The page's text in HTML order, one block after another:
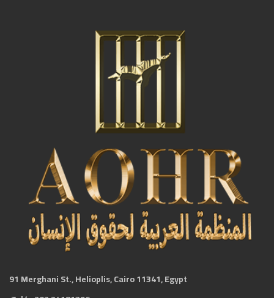
91 Merghani St., Helioplis, Cairo 11341, Egypt